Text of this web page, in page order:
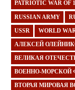
PATRIOTIC WAR OF
RUSSIAN ARMY
USSR WORLD
АЛЕКСЕЙ
ВЕЛИКАЯ
ВОЕННО-МОРСКОЙ
ВТОРАЯ МИРОВАЯ